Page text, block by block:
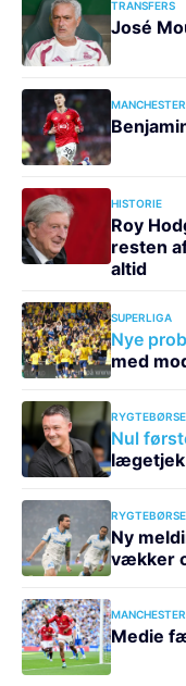
TRANSFERS
José
HISTORIE
Roy
resten
altid
SUPERLIGA
Nye
med
Nul
lægetjek
Ny
vækker
Medie